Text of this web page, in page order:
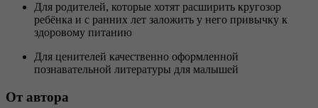
Для родителей, которые хотят расширить кругозор
ребёнка и с ранних лет заложить у него привычку к
здоровому питанию
Для ценителей качественно оформленной
познавательной литературы для малышей
От автора